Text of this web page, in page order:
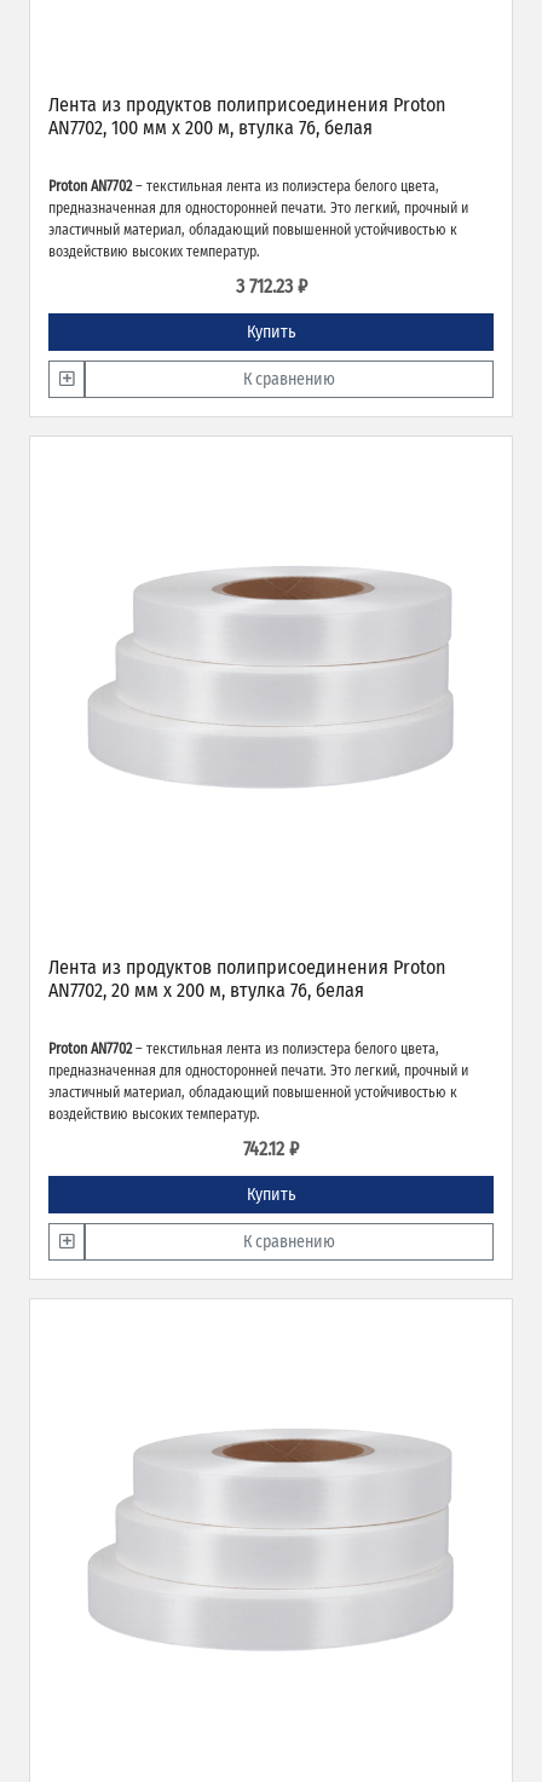
Лента из продуктов полиприсоединения Proton
AN7702, 100 мм х 200 м, втулка 76, белая
Proton AN7702– текстильная лента из полиэстера белого цвета,
предназначенная для односторонней печати. Это легкий, прочный и
эластичный материал, обладающий повышенной устойчивостью к
воздействию высоких температур.
3 712.23 ₽
Купить
К сравнению
Лента из продуктов полиприсоединения Proton
AN7702, 20 мм х 200 м, втулка 76, белая
Proton AN7702– текстильная лента из полиэстера белого цвета,
предназначенная для односторонней печати. Это легкий, прочный и
эластичный материал, обладающий повышенной устойчивостью к
воздействию высоких температур.
742.12 ₽
Купить
К сравнению